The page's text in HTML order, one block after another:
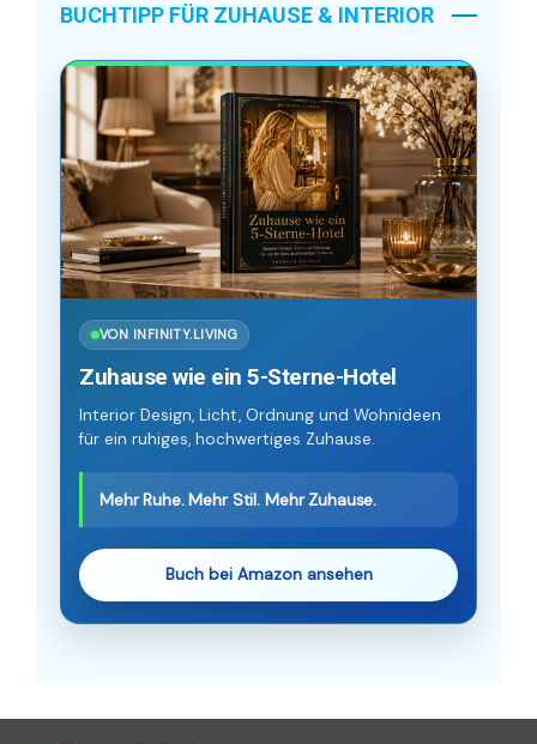
BUCHTIPP FÜR ZUHAUSE & INTERIOR
VON INFINITY.LIVING
Zuhause wie ein 5-Sterne-Hotel
Interior Design, Licht, Ordnung und Wohnideen
für ein ruhiges, hochwertiges Zuhause.
Mehr Ruhe. Mehr Stil. Mehr Zuhause.
Buch bei Amazon ansehen